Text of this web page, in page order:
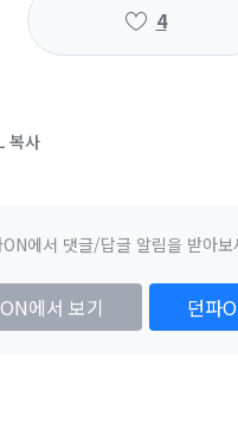
4
복사
ON에서 댓글/답글 알림을 받아보
에서 보기 던파